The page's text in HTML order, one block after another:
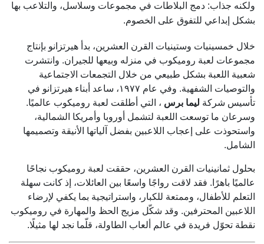
ولكنه جذاب: دمج البلاطات في مجموعات وسلاسل، والتلاعب بها
بشكل إبداعي للتفوق على الخصوم.
خلال خمسينيات وستينيات القرن العشرين، بدأ هيرتزانو بإنتاج
مجموعات لعبة روميكوب في منزله وبيعها للجيران. وانتشرت
شعبية اللعبة بشكل طبيعي من خلال التجمعات الاجتماعية
والتوصيات الشفهية. وفي عام ١٩٧٧، ساعد أبناء هيرتزانو في
تأسيس شركة ليما برس ، التي أطلقت لعبة روميكوب عالميًا.
وسرعان ما توسعت اللعبة لتشمل أوروبا وأمريكا الشمالية،
واستحوذت على إعجاب اللاعبين بفضل آلياتها الأنيقة وتصميمها
الشامل.
بحلول ثمانينيات القرن العشرين، حققت لعبة روميكوب نجاحًا
عالميًا باهرًا. فقد لاقت رواجًا واسعًا بين العائلات، إذ كانت سهلة
التعلم للأطفال، وممتعة للكبار، واستراتيجية بما يكفي لإرضاء
اللاعبين المحترفين. وقد شكّل مزيج الحظ والمهارة في روميكوب
نقطة تحوّل فريدة في عالم ألعاب الطاولة، قلّما نجد لها مثيلًا.